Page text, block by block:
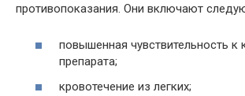
противопоказания. Они включают
повышенная чувствительность к
препарата;
кровотечение из легких;